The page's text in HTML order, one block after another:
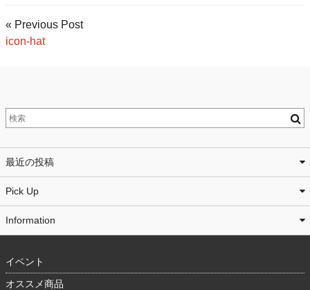
« Previous Post
icon-hat
最近の投稿
Pick Up
Information
イベント
オススメ商品